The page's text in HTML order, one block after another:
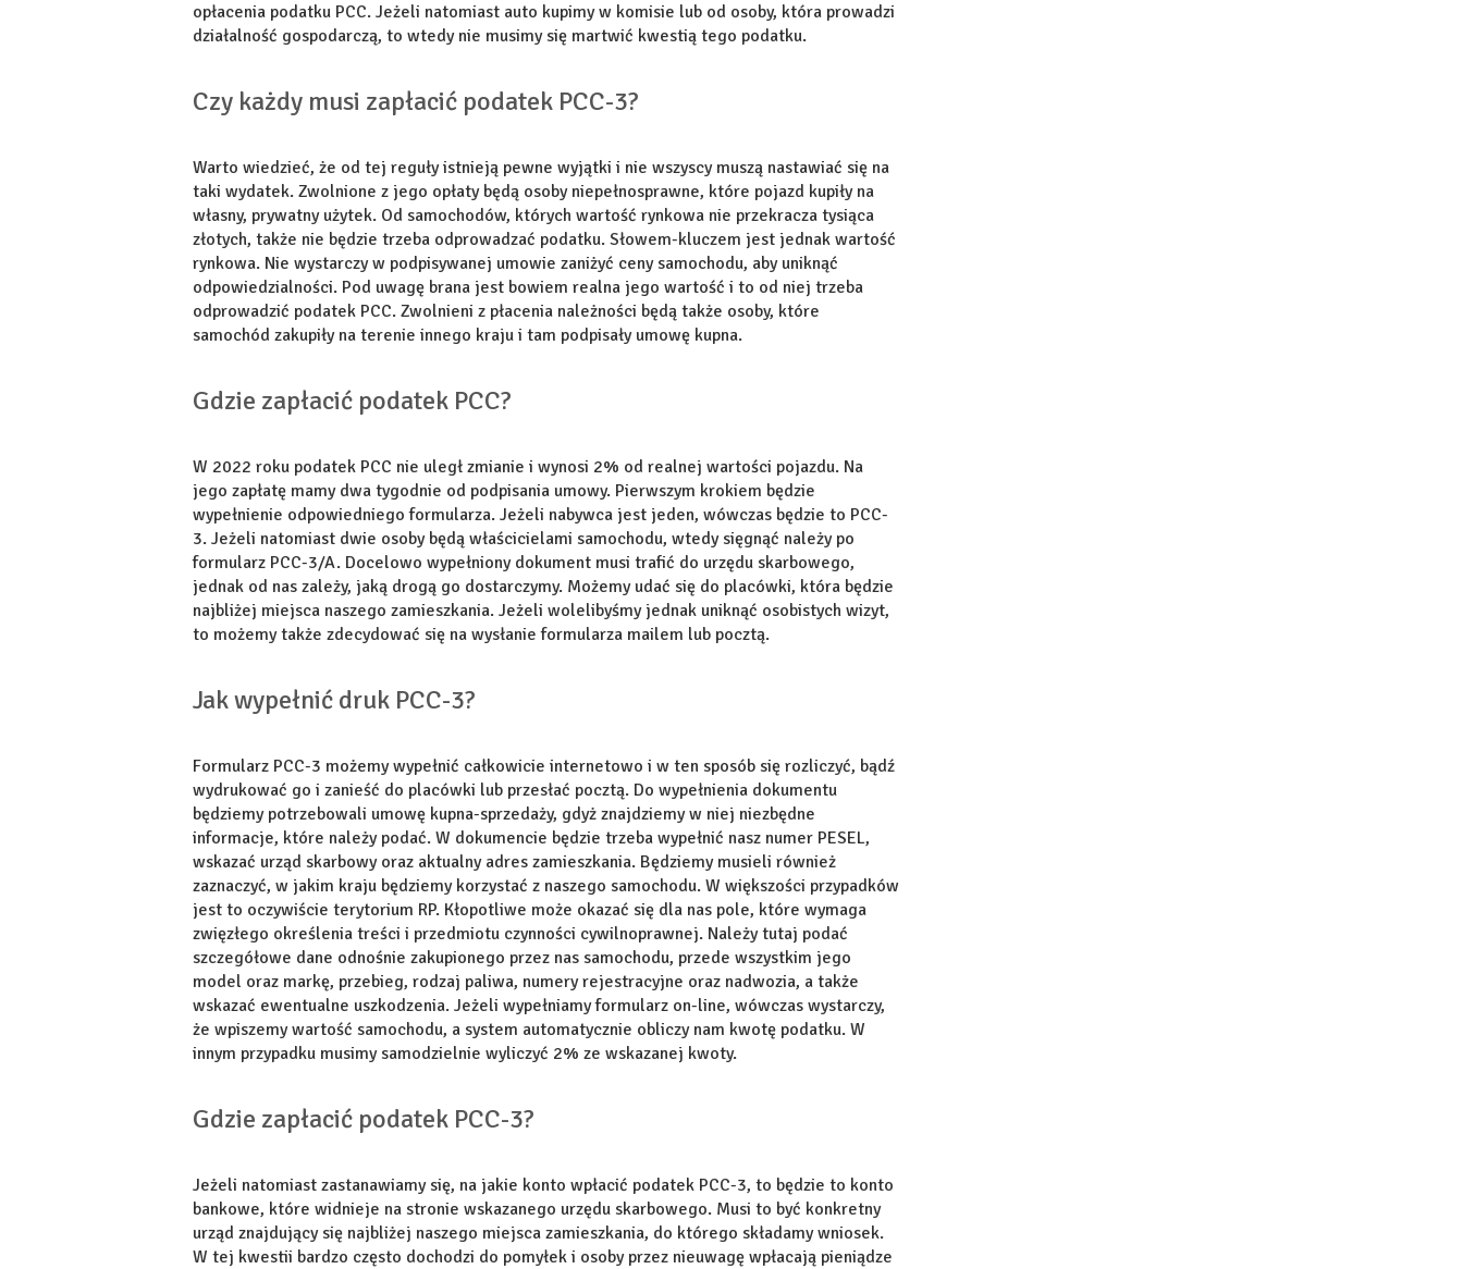
opłacenia podatku PCC. Jeżeli natomiast auto kupimy w komisie lub od osoby, która prowadzi
działalność gospodarczą, to wtedy nie musimy się martwić kwestią tego podatku.
Czy każdy musi zapłacić podatek PCC-3?
Warto wiedzieć, że od tej reguły istnieją pewne wyjątki i nie wszyscy muszą nastawiać się na
taki wydatek. Zwolnione z jego opłaty będą osoby niepełnosprawne, które pojazd kupiły na
własny, prywatny użytek. Od samochodów, których wartość rynkowa nie przekracza tysiąca
złotych, także nie będzie trzeba odprowadzać podatku. Słowem-kluczem jest jednak wartość
rynkowa. Nie wystarczy w podpisywanej umowie zaniżyć ceny samochodu, aby uniknąć
odpowiedzialności. Pod uwagę brana jest bowiem realna jego wartość i to od niej trzeba
odprowadzić podatek PCC. Zwolnieni z płacenia należności będą także osoby, które
samochód zakupiły na terenie innego kraju i tam podpisały umowę kupna.
Gdzie zapłacić podatek PCC?
W 2022 roku podatek PCC nie uległ zmianie i wynosi 2% od realnej wartości pojazdu. Na
jego zapłatę mamy dwa tygodnie od podpisania umowy. Pierwszym krokiem będzie
wypełnienie odpowiedniego formularza. Jeżeli nabywca jest jeden, wówczas będzie to PCC-
3. Jeżeli natomiast dwie osoby będą właścicielami samochodu, wtedy sięgnąć należy po
formularz PCC-3/A. Docelowo wypełniony dokument musi trafić do urzędu skarbowego,
jednak od nas zależy, jaką drogą go dostarczymy. Możemy udać się do placówki, która będzie
najbliżej miejsca naszego zamieszkania. Jeżeli wolelibyśmy jednak uniknąć osobistych wizyt,
to możemy także zdecydować się na wysłanie formularza mailem lub pocztą.
Jak wypełnić druk PCC-3?
Formularz PCC-3 możemy wypełnić całkowicie internetowo i w ten sposób się rozliczyć, bądź
wydrukować go i zanieść do placówki lub przesłać pocztą. Do wypełnienia dokumentu
będziemy potrzebowali umowę kupna-sprzedaży, gdyż znajdziemy w niej niezbędne
informacje, które należy podać. W dokumencie będzie trzeba wypełnić nasz numer PESEL,
wskazać urząd skarbowy oraz aktualny adres zamieszkania. Będziemy musieli również
zaznaczyć, w jakim kraju będziemy korzystać z naszego samochodu. W większości przypadków
jest to oczywiście terytorium RP. Kłopotliwe może okazać się dla nas pole, które wymaga
zwięzłego określenia treści i przedmiotu czynności cywilnoprawnej. Należy tutaj podać
szczegółowe dane odnośnie zakupionego przez nas samochodu, przede wszystkim jego
model oraz markę, przebieg, rodzaj paliwa, numery rejestracyjne oraz nadwozia, a także
wskazać ewentualne uszkodzenia. Jeżeli wypełniamy formularz on-line, wówczas wystarczy,
że wpiszemy wartość samochodu, a system automatycznie obliczy nam kwotę podatku. W
innym przypadku musimy samodzielnie wyliczyć 2% ze wskazanej kwoty.
Gdzie zapłacić podatek PCC-3?
Jeżeli natomiast zastanawiamy się, na jakie konto wpłacić podatek PCC-3, to będzie to konto
bankowe, które widnieje na stronie wskazanego urzędu skarbowego. Musi to być konkretny
urząd znajdujący się najbliżej naszego miejsca zamieszkania, do którego składamy wniosek.
W tej kwestii bardzo często dochodzi do pomyłek i osoby przez nieuwagę wpłacają pieniądze